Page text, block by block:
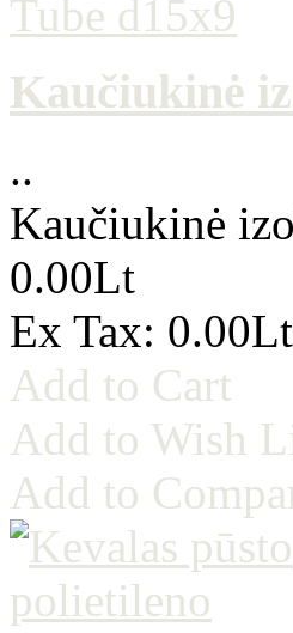
Kaučiukinė
..
Kaučiukinė
0.00Lt
Ex Tax: 0.00Lt
Add to Cart
Add to Wish
Add to